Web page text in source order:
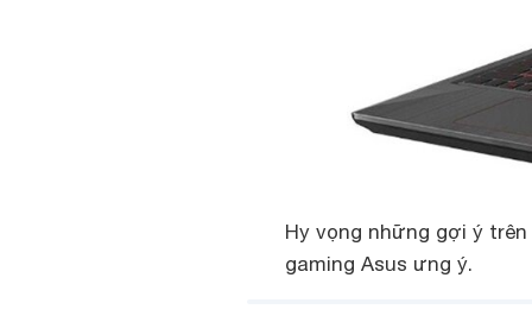
Hy vọng những gợi ý
gaming Asus ưng ý.